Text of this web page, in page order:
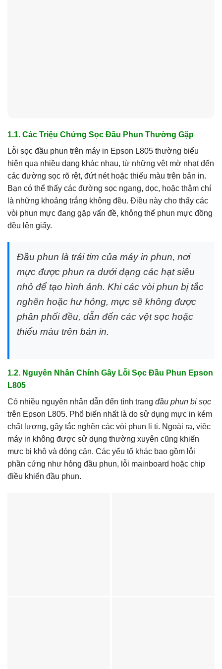
1.1. Các Triệu Chứng Sọc Đầu Phun Thường Gặp
Lỗi sọc đầu phun trên máy in Epson L805 thường biểu
hiện qua nhiều dạng khác nhau, từ những vệt mờ nhạt đến
các đường sọc rõ rệt, đứt nét hoặc thiếu màu trên bản in.
Bạn có thể thấy các đường sọc ngang, dọc, hoặc thậm chí
là những khoảng trắng không đều. Điều này cho thấy các
vòi phun mực đang gặp vấn đề, không thể phun mực đồng
đều lên giấy.
Đầu phun là trái tim của máy in phun, nơi
mực được phun ra dưới dạng các hạt siêu
nhỏ để tạo hình ảnh. Khi các vòi phun bị tắc
nghẽn hoặc hư hỏng, mực sẽ không được
phân phối đều, dẫn đến các vệt sọc hoặc
thiếu màu trên bản in.
1.2. Nguyên Nhân Chính Gây Lỗi Sọc Đầu Phun Epson
L805
Có nhiều nguyên nhân dẫn đến tình trạng đầu phun bị sọc
trên Epson L805. Phổ biến nhất là do sử dụng mực in kém
chất lượng, gây tắc nghẽn các vòi phun li ti. Ngoài ra, việc
máy in không được sử dụng thường xuyên cũng khiến
mực bị khô và đóng cặn. Các yếu tố khác bao gồm lỗi
phần cứng như hỏng đầu phun, lỗi mainboard hoặc chip
điều khiển đầu phun.